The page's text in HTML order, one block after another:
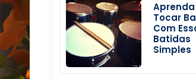
Aprenda
Tocar
Com
Batidas
Simples